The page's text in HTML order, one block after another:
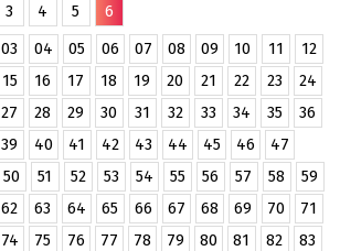
3 4 5 6
03 04 05 06 07 08 09 10 11
12
15 16 17 18 19 20 21 22 23
24
27 28 29 30 31 32 33 34 35
36
39 40 41 42 43 44 45 46
47
50 51 52 53 54 55 56 57 58
59
62 63 64 65 66 67 68 69 70
71
74 75 76 77 78 79 80 81 82
83